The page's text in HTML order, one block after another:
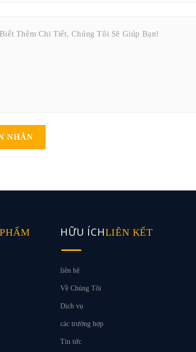
NHẮN
HỮU ÍCHLIÊN KẾT
liên hệ
Về Chúng Tôi
Dịch vụ
các trường hợp
Tin tức